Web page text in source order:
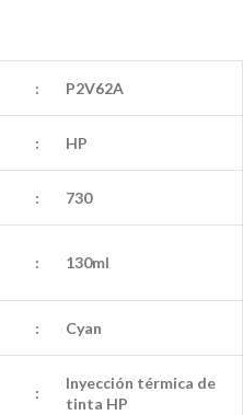
: P2V62A
: HP
: 730
: 130ml
: Cyan
:
Inyección térmica de
tinta HP